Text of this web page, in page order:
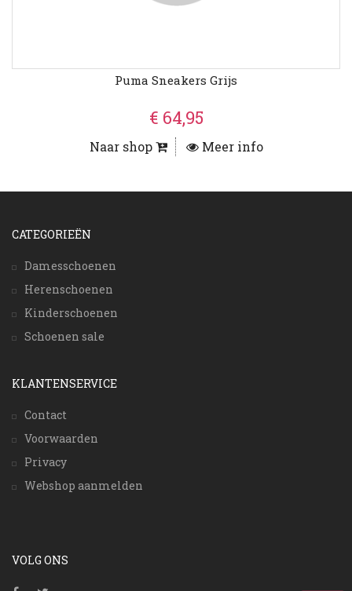
Puma Sneakers Grijs
€ 64,95
Naar shop Meer info
CATEGORIEËN
Damesschoenen
Herenschoenen
Kinderschoenen
Schoenen sale
KLANTENSERVICE
Contact
Voorwaarden
Privacy
Webshop aanmelden
VOLG ONS